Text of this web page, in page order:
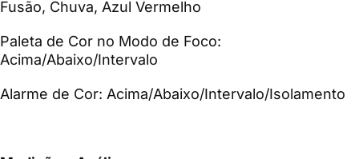
Fusão, Chuva, Azul Vermelho
Paleta de Cor no Modo de Foco:
Acima/Abaixo/Intervalo
Alarme de Cor: Acima/Abaixo/Intervalo/Isolamento